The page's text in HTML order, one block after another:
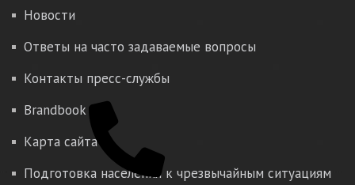
Новости
Ответы на часто задаваемые вопросы
Контакты пресс-службы
Brandbook
Карта сайта
Подготовка населения к чрезвычайным ситуациям